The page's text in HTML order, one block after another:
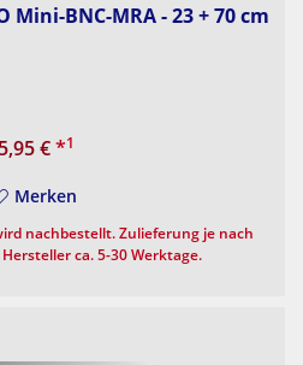
Mini-BNC-MRA - 23 + 70 cm
€*1
Merken
nachbestellt. Zulieferung je nach
ca. 5-30 Werktage.